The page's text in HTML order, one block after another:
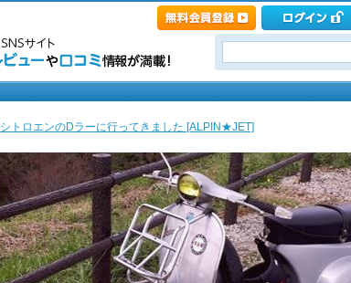
シトロエンのDラーに行ってきました [ALPIN★JET]